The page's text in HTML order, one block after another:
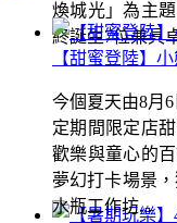
煥城光」為主
終誕生7位兼具
【甜蜜登陸】
今個夏天由8月
定期間限定店
歡樂與童心的
夢幻打卡場景
水瓶工作坊...